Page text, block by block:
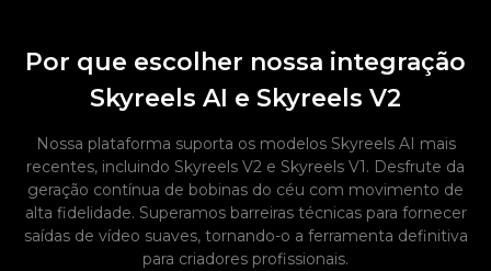
Por que escolher nossa integração
Skyreels AI e Skyreels V2
Nossa plataforma suporta os modelos Skyreels AI mais
recentes, incluindo Skyreels V2 e Skyreels V1. Desfrute da
geração contínua de bobinas do céu com movimento de
alta fidelidade. Superamos barreiras técnicas para fornecer
saídas de vídeo suaves, tornando-o a ferramenta definitiva
para criadores profissionais.